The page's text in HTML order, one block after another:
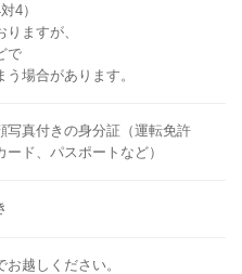
4）
ますが、
で
場合があります。
写真付きの身分証（運転免許
ド、パスポートなど）
越しください。